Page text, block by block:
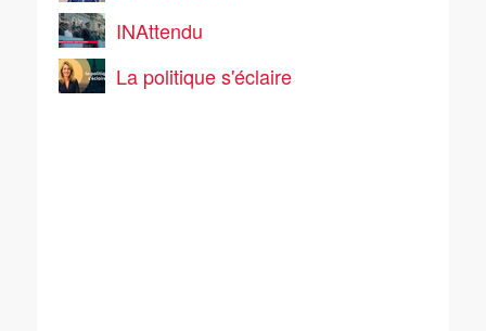
INAttendu
La politique s'éclaire